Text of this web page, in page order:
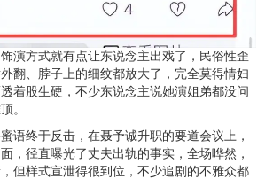
演方式就有点让东说念主出戏了，民俗性歪
翻、脖子上的细纹都放大了，完全莫得情妇
着股生硬，不少东说念主说她演姐弟都没问
。
语终于反击，在聂予诚升职的要道会议上，
，径直曝光了丈夫出轨的事实，全场哗然，
但样式宣泄得很到位，不少追剧的不雅众都